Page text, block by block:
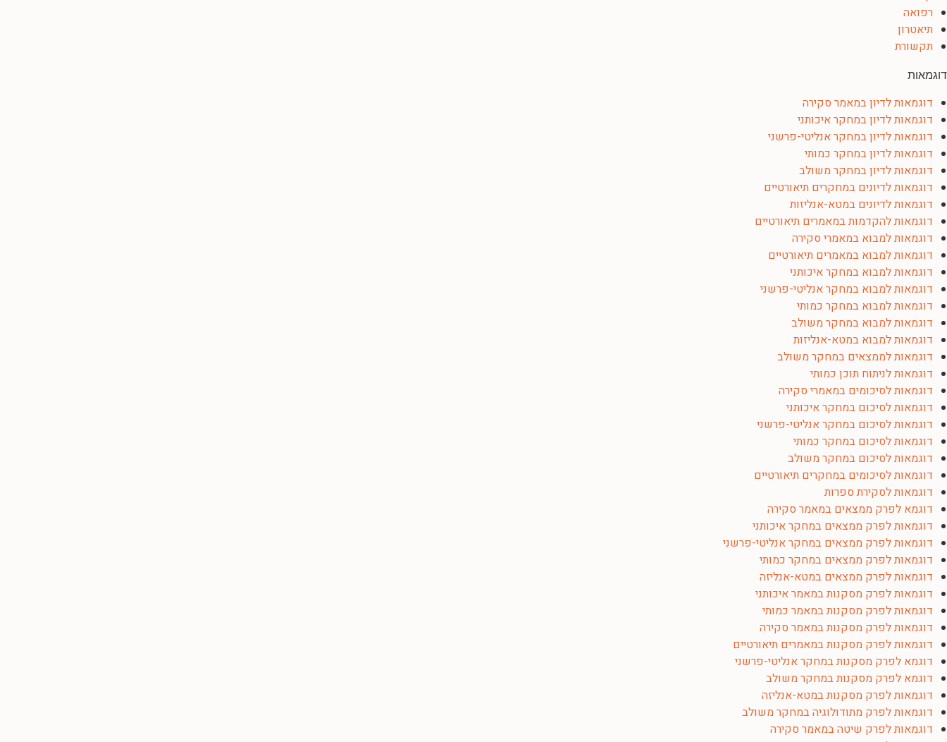
רפואה
תיאטרון
תקשורת
דוגמאות
דוגמאות לדיון במאמר סקירה
דוגמאות לדיון במחקר איכותני
דוגמאות לדיון במחקר אנליטי-פרשני
דוגמאות לדיון במחקר כמותי
דוגמאות לדיון במחקר משולב
דוגמאות לדיונים במחקרים תיאורטיים
דוגמאות לדיונים במטא-אנליזות
דוגמאות להקדמות במאמרים תיאורטיים
דוגמאות למבוא במאמרי סקירה
דוגמאות למבוא במאמרים תיאורטיים
דוגמאות למבוא במחקר איכותני
דוגמאות למבוא במחקר אנליטי-פרשני
דוגמאות למבוא במחקר כמותי
דוגמאות למבוא במחקר משולב
דוגמאות למבוא במטא-אנליזות
דוגמאות לממצאים במחקר משולב
דוגמאות לניתוח תוכן כמותי
דוגמאות לסיכומים במאמרי סקירה
דוגמאות לסיכום במחקר איכותני
דוגמאות לסיכום במחקר אנליטי-פרשני
דוגמאות לסיכום במחקר כמותי
דוגמאות לסיכום במחקר משולב
דוגמאות לסיכומים במחקרים תיאורטיים
דוגמאות לסקירת ספרות
דוגמא לפרק ממצאים במאמר סקירה
דוגמאות לפרק ממצאים במחקר איכותני
דוגמאות לפרק ממצאים במחקר אנליטי-פרשני
דוגמאות לפרק ממצאים במחקר כמותי
דוגמאות לפרק ממצאים במטא-אנליזה
דוגמאות לפרק מסקנות במאמר איכותני
דוגמאות לפרק מסקנות במאמר כמותי
דוגמאות לפרק מסקנות במאמר סקירה
דוגמאות לפרק מסקנות במאמרים תיאורטיים
דוגמא לפרק מסקנות במחקר אנליטי-פרשני
דוגמא לפרק מסקנות במחקר משולב
דוגמאות לפרק מסקנות במטא-אנליזה
דוגמאות לפרק מתודולוגיה במחקר משולב
דוגמאות לפרק שיטה במאמר סקירה